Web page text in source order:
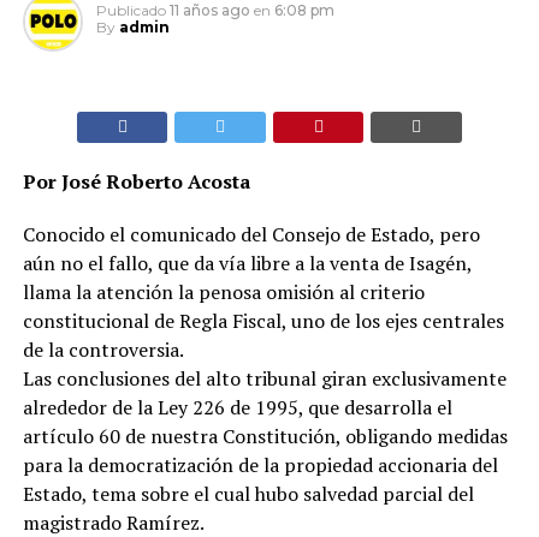
Publicado 11 años ago en 6:08 pm
By admin
Por José Roberto Acosta
Conocido el comunicado del Consejo de Estado, pero
aún no el fallo, que da vía libre a la venta de Isagén,
llama la atención la penosa omisión al criterio
constitucional de Regla Fiscal, uno de los ejes centrales
de la controversia.
Las conclusiones del alto tribunal giran exclusivamente
alrededor de la Ley 226 de 1995, que desarrolla el
artículo 60 de nuestra Constitución, obligando medidas
para la democratización de la propiedad accionaria del
Estado, tema sobre el cual hubo salvedad parcial del
magistrado Ramírez.